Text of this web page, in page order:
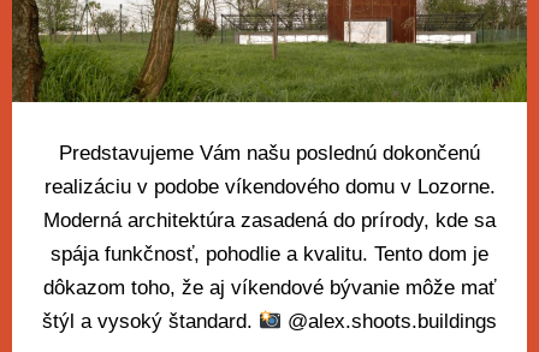
Predstavujeme Vám našu poslednú dokončenú
realizáciu v podobe víkendového domu v Lozorne.
Moderná architektúra zasadená do prírody, kde sa
spája funkčnosť, pohodlie a kvalitu. Tento dom je
dôkazom toho, že aj víkendové bývanie môže mať
štýl a vysoký štandard.
@alex.shoots.buildings